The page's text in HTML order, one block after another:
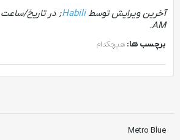
5.2 -
@ anaconda CentOS
CentOS-
4.1.2-
آخرین ویرایش توسطHabili; در تاریخ/ساعت
AM
.
برچسب ها: هیچکدام
Metro Blue